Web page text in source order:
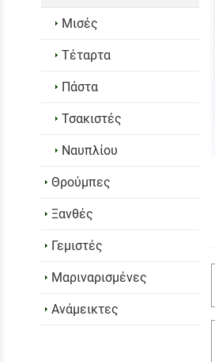
Μισές
Τέταρτα
Πάστα
Τσακιστές
Ναυπλίου
Θρούμπες
Ξανθές
Γεμιστές
Μαριναρισμένες
Ανάμεικτες